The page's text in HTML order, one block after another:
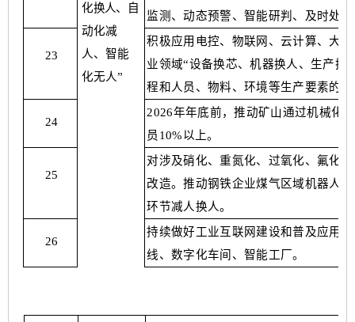
化换人、自
动化减
人、智能
化无人”
监测、动态预警、智能研判、及时处
23
积极应用电控、物联网、云计算、大
业领域“设备换芯、机器换人、生产换
程和人员、物料、环境等生产要素的
24
2026年年底前，推动矿山通过机械化
员10%以上。
25
对涉及硝化、重氮化、过氧化、氟化
改造。推动钢铁企业煤气区域机器人
环节减人换人。
26
持续做好工业互联网建设和普及应用
线、数字化车间、智能工厂。